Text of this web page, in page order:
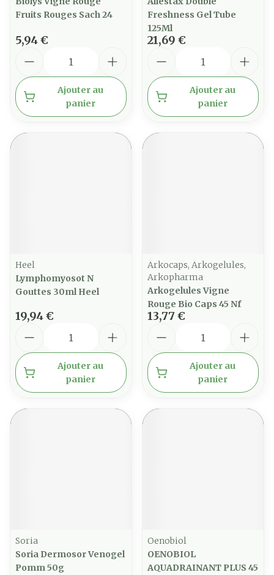
Fruits Rouges Sach 24
5,94 €
Ajouter au
panier
Freshness Gel Tube
125Ml
21,69 €
Ajouter au
panier
Heel
Lymphomyosot N
Gouttes 30ml Heel
19,94 €
Ajouter au
panier
Arkocaps, Arkogelules,
Arkopharma
Arkogelules Vigne
Rouge Bio Caps 45 Nf
13,77 €
Ajouter au
panier
Soria
Soria Dermosor Venogel
Pomm 50g
Oenobiol
OENOBIOL
AQUADRAINANT PLUS 45